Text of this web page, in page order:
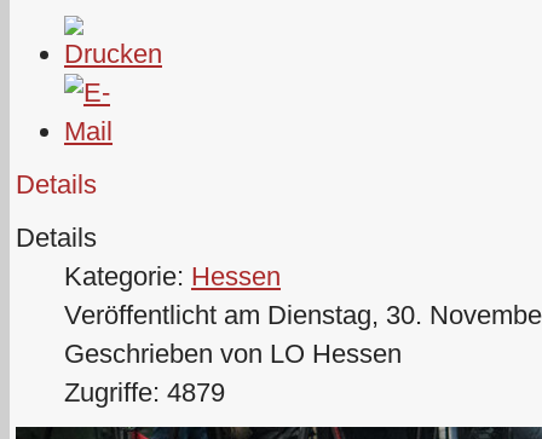
Details
Details
Kategorie: Hessen
Veröffentlicht am Dienstag, 30.
Geschrieben von LO Hessen
Zugriffe: 4879